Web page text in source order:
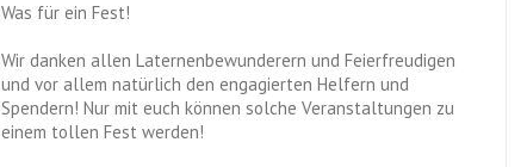
Was für ein Fest!
Wir danken allen Laternenbewunderern und Feierfreudigen
und vor allem natürlich den engagierten Helfern und
Spendern! Nur mit euch können solche Veranstaltungen zu
einem tollen Fest werden!